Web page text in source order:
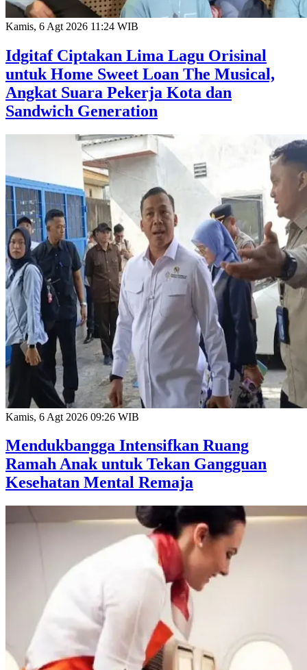
Kamis, 6 Agt 2026 11:24 WIB
Idgitaf Ciptakan Lima Lagu Orisinal
untuk Home Sweet Loan The Musical,
Angkat Suara Pekerja Kota dan
Sandwich Generation
Kamis, 6 Agt 2026 09:26 WIB
Mendukbangga Intensifkan Ruang
Ramah Anak untuk Tekan Gangguan
Kesehatan Mental Remaja